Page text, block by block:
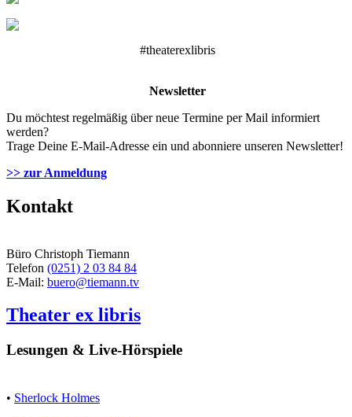
#theaterexlibris
Newsletter
Du möchtest regelmäßig über neue Termine per Mail informiert
werden?
Trage Deine E-Mail-Adresse ein und abonniere unseren Newsletter!
>> zur Anmeldung
Kontakt
Büro Christoph Tiemann
Telefon (0251) 2 03 84 84
E-Mail: buero@tiemann.tv
Theater ex libris
Lesungen & Live-Hörspiele
• Sherlock Holmes